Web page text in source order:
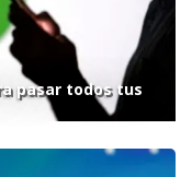
pasar todos tus